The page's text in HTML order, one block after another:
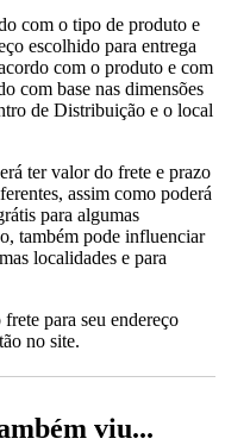
com o tipo de produto e
escolhido para entrega
com o produto e com
com base nas dimensões
de Distribuição e o local
ter valor do frete e prazo
assim como poderá
para algumas
também pode influenciar
localidades e para
para seu endereço
no site.
viu...